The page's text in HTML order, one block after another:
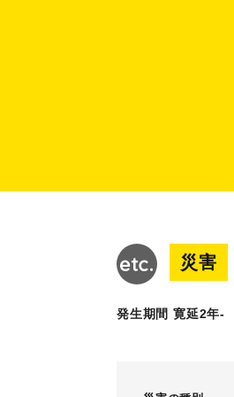
災害
発生期間 寛延2年-